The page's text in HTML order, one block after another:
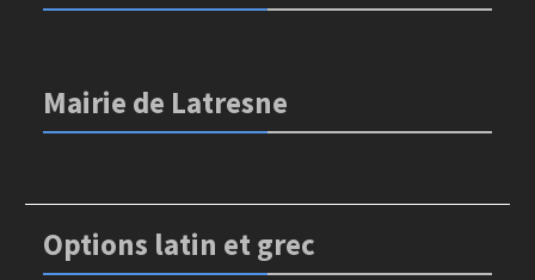
Mairie de Latresne
Options latin et grec